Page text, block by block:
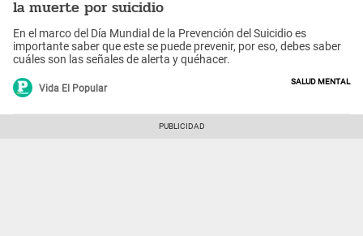
la muerte por suicidio
En el marco del Día Mundial de la Prevención del Suicidio es
importante saber que este se puede prevenir, por eso, debes saber
cuáles son las señales de alerta y quéhacer.
Vida El Popular
Salud Mental